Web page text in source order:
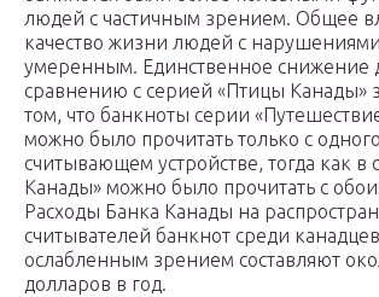
людей с частичным зрением. Общее
качество жизни людей с
умеренным. Единственное снижение
сравнению с серией «Птицы Канады»
том, что банкноты серии
можно было прочитать только с
считывающем устройстве, тогда как в
Канады» можно было прочитать с
Расходы Банка Канады на
считывателей банкнот среди
ослабленным зрением составляют
долларов в год.